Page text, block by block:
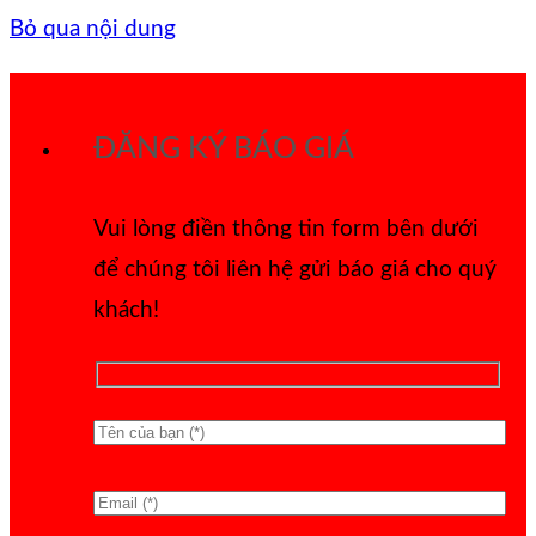
Bỏ qua nội dung
ĐĂNG KÝ BÁO GIÁ
Vui lòng điền thông tin form bên dưới
để chúng tôi liên hệ gửi báo giá cho quý
khách!